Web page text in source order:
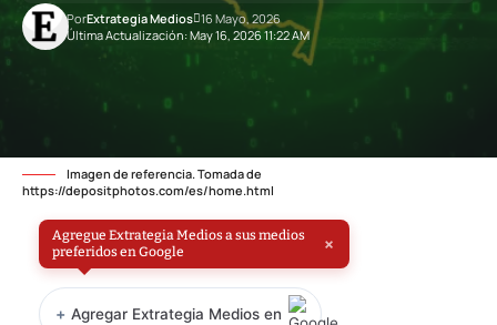
Última Actualización: May 16, 2026 11:22 AM
PorExtrategia Medios 16 Mayo, 2026
Imagen de referencia. Tomada de
https://depositphotos.com/es/home.html
Agregue Extrategia Medios a sus medios
preferidos en Google
×
+ Agregar Extrategia Medios en